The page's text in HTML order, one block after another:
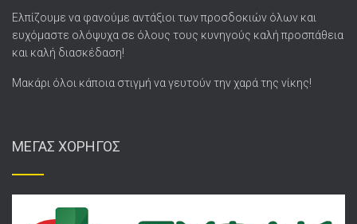
Ελπίζουμε να φανούμε αντάξιοι των προσδοκιών όλων και
ευχόμαστε ολόψυχα σε όλους τους κυνηγούς καλή προσπάθεια
και καλή διασκέδαση!
Μακάρι όλοι κάποια στιγμή να γευτούν την χαρά της νίκης!
ΜΕΓΑΣ ΧΟΡΗΓΟΣ